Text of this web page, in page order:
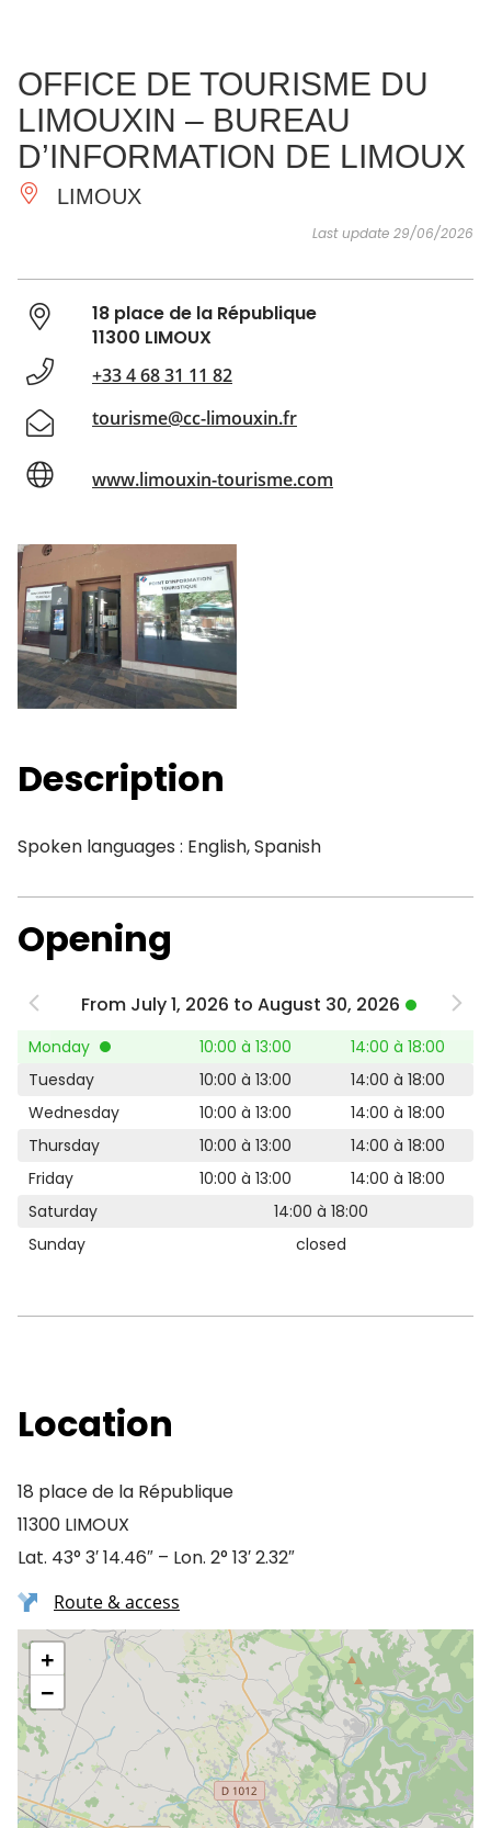
ESSENTIAL
AND
DO
INSPIRATIONS AGENDA
OFFICE DE TOURISME DU
LIMOUXIN – BUREAU
D’INFORMATION DE LIMOUX
LIMOUX
Last update 29/06/2026
18 place de la République
11300 LIMOUX
+33 4 68 31 11 82
tourisme@cc-limouxin.fr
www.limouxin-tourisme.com
Description
Spoken languages : English, Spanish
Opening
From July 1, 2026 to August 30, 2026
Monday 10:00 à 13:00
14:00 à 18:00
Tuesday
10:00 à 13:00
14:00 à 18:00
Wednesday
10:00 à 13:00
14:00 à 18:00
Thursday
10:00 à 13:00
14:00 à 18:00
Friday
10:00 à 13:00
14:00 à 18:00
Saturday
14:00 à 18:00
Sunday
closed
Location
18 place de la République
11300 LIMOUX
Lat. 43° 3′ 14.46″ – Lon. 2° 13′ 2.32″
Route & access
+
−